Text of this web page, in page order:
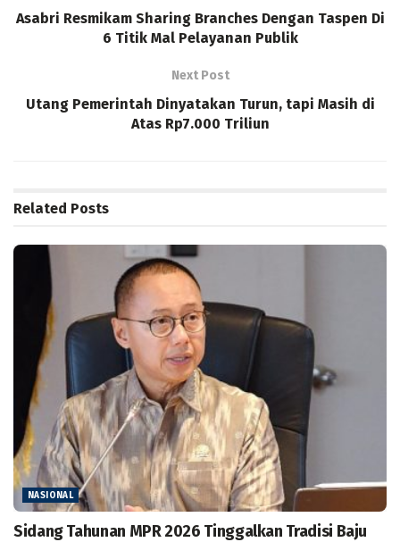
Asabri Resmikam Sharing Branches Dengan Taspen Di
6 Titik Mal Pelayanan Publik
Next Post
Utang Pemerintah Dinyatakan Turun, tapi Masih di
Atas Rp7.000 Triliun
Related Posts
NASIONAL
Sidang Tahunan MPR 2026 Tinggalkan Tradisi Baju